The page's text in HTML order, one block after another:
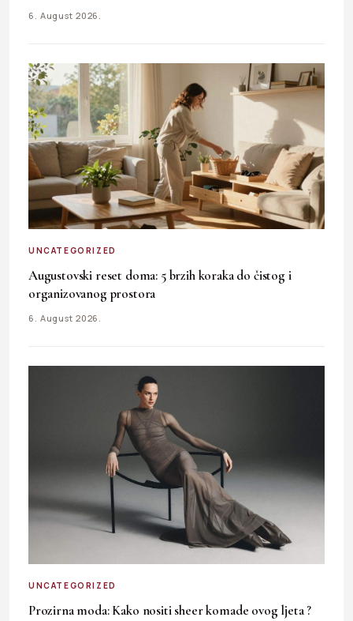
6. August 2026.
UNCATEGORIZED
Augustovski reset doma: 5 brzih koraka do čistog i
organizovanog prostora
6. August 2026.
UNCATEGORIZED
Prozirna moda: Kako nositi sheer komade ovog ljeta ?